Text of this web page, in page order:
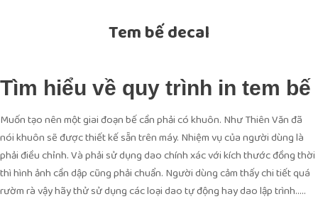
Tem bế decal
Tìm hiểu về quy trình in tem bế
Muốn tạo nên một giai đoạn bế cần phải có khuôn. Như Thiên Văn đã
nói khuôn sẽ được thiết kế sẵn trên máy. Nhiệm vụ của người dùng là
phải điều chỉnh. Và phải sử dụng dao chính xác với kích thước đồng thời
thì hình ảnh cần dập cũng phải chuẩn. Người dùng cảm thấy chi tiết quá
rườm rà vậy hãy thử sử dụng các loại dao tự động hay dao lập trình…..